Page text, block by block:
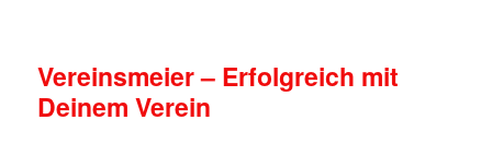
Vereinsmeier – Erfolgreich mit
Deinem Verein